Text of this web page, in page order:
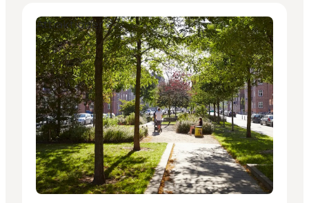
Attraktioner